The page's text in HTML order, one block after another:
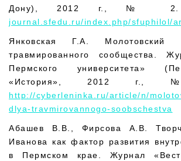
Дону), 2012 г., №
journal.sfedu.ru/index.php/sfuphilol/
Янковская Г.А. Молотовский
травмированного сообщества.
Пермского университета»
«История», 2012
http://cyberleninka.ru/article/n/
dlya-travmirovannogo-soobschestva
Абашев В.В., Фирсова А.В.
Иванова как фактор развития
в Пермском крае. Журнал